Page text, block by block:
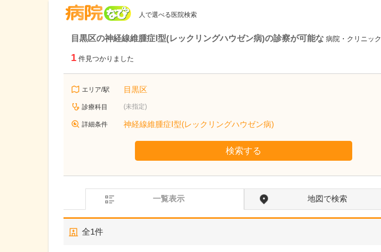
人で選べる医院検索
目黒区の神経線維腫症Ⅰ型(レックリングハウゼン病)の診察が可能な 病院・クリニック
1 件見つかりました
エリア/駅 目黒区
診療科目 (未指定)
詳細条件 神経線維腫症Ⅰ型(レックリングハウゼン病)
検索する
一覧表示 地図で検索
全1件
東京都世田谷区
かなざわ内科クリニック
金澤 修院長取材記事